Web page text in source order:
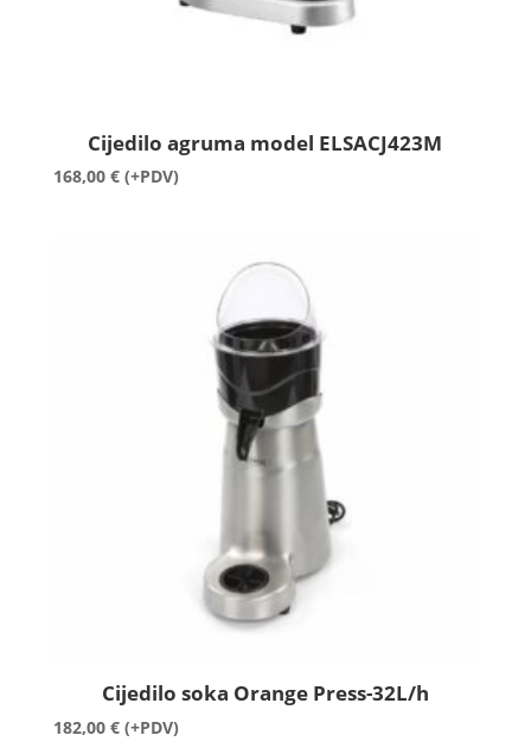
Cijedilo agruma model ELSACJ423M
168,00 € (+PDV)
Cijedilo soka Orange Press-32L/h
182,00 € (+PDV)